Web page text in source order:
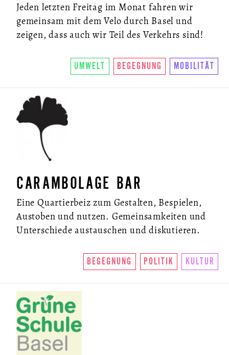
Jeden letzten Freitag im Monat fahren wir
gemeinsam mit dem Velo durch Basel und
zeigen, dass auch wir Teil des Verkehrs sind!
UMWELT BEGEGNUNG MOBILITÄT
CARAMBOLAGE BAR
Eine Quartierbeiz zum Gestalten, Bespielen,
Austoben und nutzen. Gemeinsamkeiten und
Unterschiede austauschen und diskutieren.
BEGEGNUNG POLITIK KULTUR